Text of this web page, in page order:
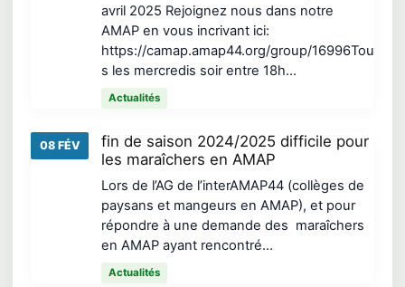
avril 2025 Rejoignez nous dans notre
AMAP en vous incrivant ici:
https://camap.amap44.org/group/16996Tou
s les mercredis soir entre 18h…
Actualités
08 FÉV
fin de saison 2024/2025 difficile pour
les maraîchers en AMAP
Lors de l’AG de l’interAMAP44 (collèges de
paysans et mangeurs en AMAP), et pour
répondre à une demande des maraîchers
en AMAP ayant rencontré…
Actualités